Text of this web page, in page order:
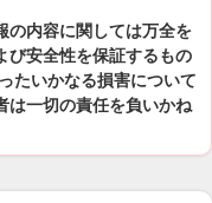
の内容に関しては万全を
び安全性を保証するもの
たいかなる損害について
は一切の責任を負いかね